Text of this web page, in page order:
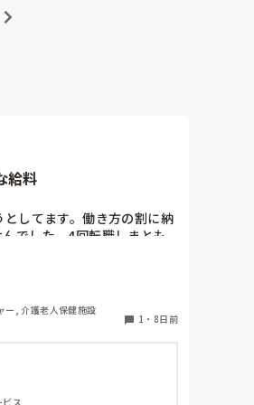
給料
してます。働き方の割に納
でした。4回転職しまとも
ました。
わかるの前提でかなりのパ
年収210万でした。
出てこい。休憩なし。月6回
ー, 介護老人保健施設
1 ・ 8日前
ス